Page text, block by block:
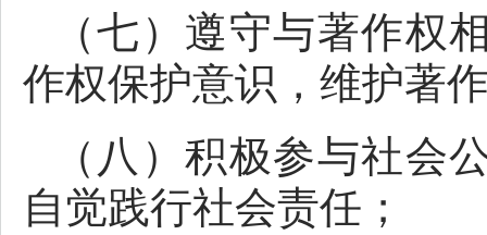
（七）遵守与著作权
作权保护意识，维护著
（八）积极参与社会
自觉践行社会责任；